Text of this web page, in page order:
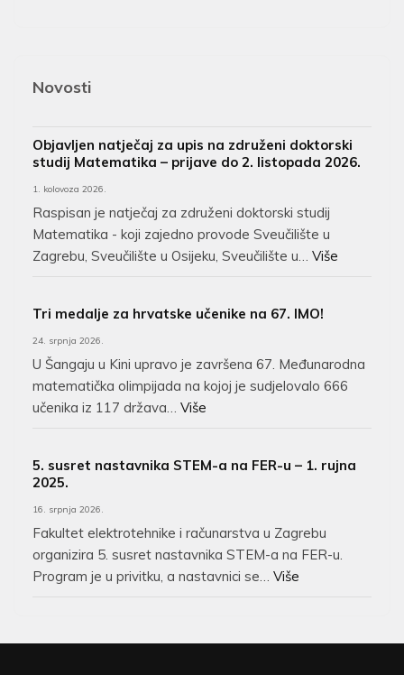
Novosti
Objavljen natječaj za upis na združeni doktorski
studij Matematika – prijave do 2. listopada 2026.
1. kolovoza 2026.
Raspisan je natječaj za združeni doktorski studij
Matematika - koji zajedno provode Sveučilište u
Zagrebu, Sveučilište u Osijeku, Sveučilište u… Više
Tri medalje za hrvatske učenike na 67. IMO!
24. srpnja 2026.
U Šangaju u Kini upravo je završena 67. Međunarodna
matematička olimpijada na kojoj je sudjelovalo 666
učenika iz 117 država… Više
5. susret nastavnika STEM-a na FER-u – 1. rujna
2025.
16. srpnja 2026.
Fakultet elektrotehnike i računarstva u Zagrebu
organizira 5. susret nastavnika STEM-a na FER-u.
Program je u privitku, a nastavnici se… Više